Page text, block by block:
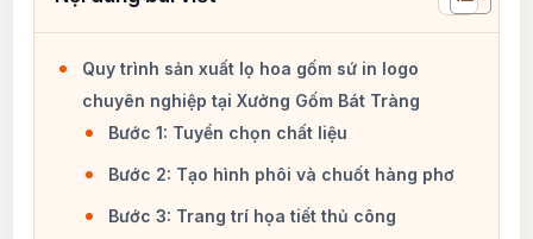
Quy trình sản xuất lọ hoa gốm sứ in logo
chuyên nghiệp tại Xưởng Gốm Bát Tràng
Bước 1: Tuyển chọn chất liệu
Bước 2: Tạo hình phôi và chuốt hàng phơ
Bước 3: Trang trí họa tiết thủ công